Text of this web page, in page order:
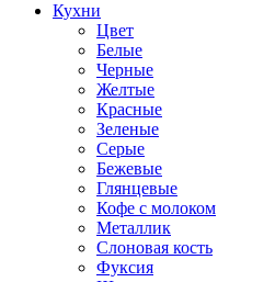
Кухни
Цвет
Белые
Черные
Желтые
Красные
Зеленые
Серые
Бежевые
Глянцевые
Кофе с молоком
Металлик
Слоновая кость
Фуксия